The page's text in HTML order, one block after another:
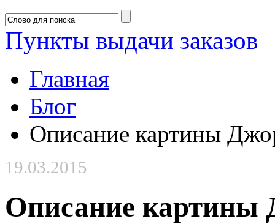
Пункты выдачи заказов
Главная
Блог
Описание картины
19.03.2015
Описание картины